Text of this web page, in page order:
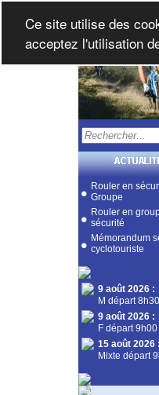
Rouler en
Groupe
Rouler en
sécurité
Mémorandum
cyclotouriste
9 août 2026 :
M départ 8h30
9 août 2026 :
F départ 9h00
15 août 2026 :
Mixte départ
Ce site utilise des
acceptez l'utilisation